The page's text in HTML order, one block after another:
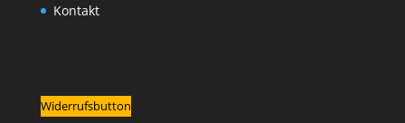
Kontakt
Widerrufsbutton